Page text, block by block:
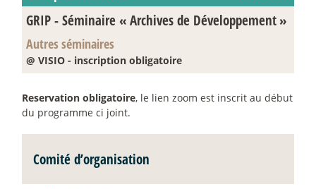
GRIP - Séminaire «Archives de Développement»
Autres séminaires
@ VISIO - inscription obligatoire
Reservation obligatoire, le lien zoom est inscrit au début
du programme ci joint.
Comité d’organisation